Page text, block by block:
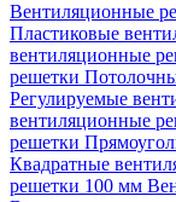
Вентиляционные
Пластиковые
вентиляционные
решетки
Регулируемые
вентиляционные
решетки
Квадратные
решетки 100 мм